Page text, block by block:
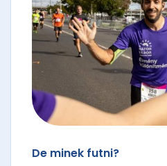
De minek futni?